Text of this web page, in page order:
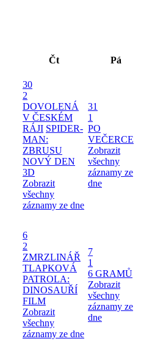
Čt Pá
30
2
DOVOLENÁ
V ČESKÉM
RÁJI SPIDER-
MAN:
ZBRUSU
NOVÝ DEN
3D
Zobrazit
všechny
záznamy ze dne
31
1
PO
VEČERCE
Zobrazit
všechny
záznamy ze
dne
6
2
ZMRZLINÁŘ
TLAPKOVÁ
PATROLA:
DINOSAUŘÍ
FILM
Zobrazit
všechny
záznamy ze dne
7
1
6 GRAMŮ
Zobrazit
všechny
záznamy ze
dne